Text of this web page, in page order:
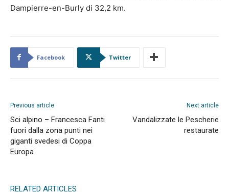
Dampierre-en-Burly di 32,2 km.
Facebook Twitter
Previous article
Sci alpino – Francesca Fanti
fuori dalla zona punti nei
giganti svedesi di Coppa
Europa
Next article
Vandalizzate le Pescherie
restaurate
RELATED ARTICLES